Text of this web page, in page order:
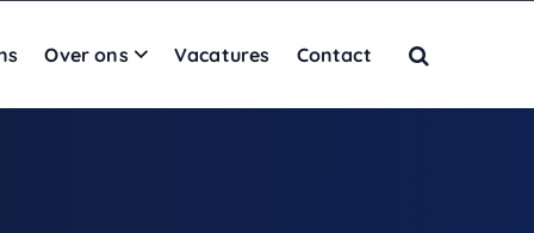
Over ons Vacatures Contact